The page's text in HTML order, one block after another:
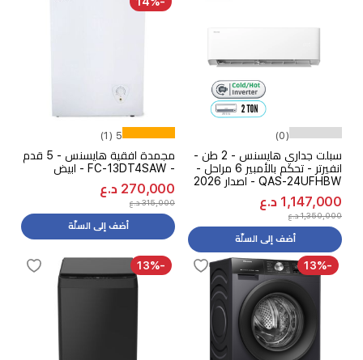
(0)
سبلت جداري هايسنس - 2 طن -
انفيرتر - تحكم بالأمبير 6 مراحل -
QAS-24UFHBW - اصدار 2026
1,147,000 د.ع
1,350,000 د.ع
أضف إلى السلّة
5 (1)
مجمدة افقية هايسنس - 5 قدم
- FC-13DT4SAW - ابيض
270,000 د.ع
315,000 د.ع
أضف إلى السلّة
-13%
-13%